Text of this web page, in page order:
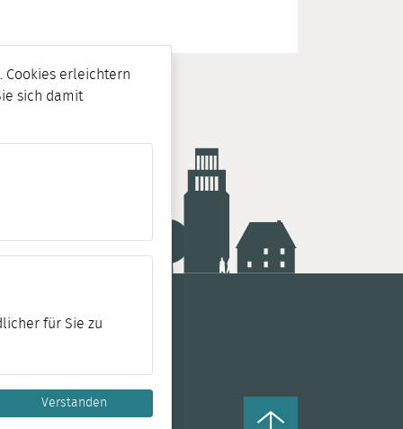
Cookies erleichtern
sich damit
für Sie zu
Verstanden